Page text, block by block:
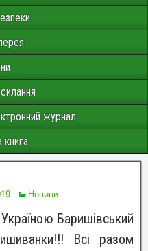
журнал
книга
Новини
Баришівський
Всі разом